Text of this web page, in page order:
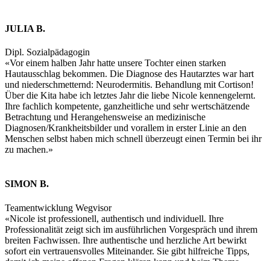
JULIA B.
Dipl. Sozialpädagogin
«Vor einem halben Jahr hatte unsere Tochter einen starken
Hautausschlag bekommen. Die Diagnose des Hautarztes war hart
und niederschmetternd: Neurodermitis. Behandlung mit Cortison!
Über die Kita habe ich letztes Jahr die liebe Nicole kennengelernt.
Ihre fachlich kompetente, ganzheitliche und sehr wertschätzende
Betrachtung und Herangehensweise an medizinische
Diagnosen/Krankheitsbilder und vorallem in erster Linie an den
Menschen selbst haben mich schnell überzeugt einen Termin bei ihr
zu machen.»
SIMON B.
Teamentwicklung Wegvisor
«Nicole ist professionell, authentisch und individuell. Ihre
Professionalität zeigt sich im ausführlichen Vorgespräch und ihrem
breiten Fachwissen. Ihre authentische und herzliche Art bewirkt
sofort ein vertrauensvolles Miteinander. Sie gibt hilfreiche Tipps,